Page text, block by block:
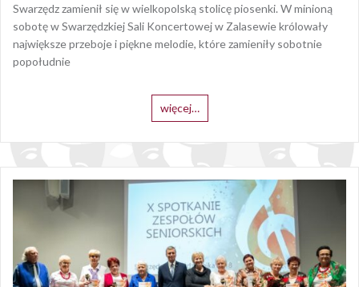
Swarzędz zamienił się w wielkopolską stolicę piosenki. W minioną
sobotę w Swarzędzkiej Sali Koncertowej w Zalasewie królowały
największe przeboje i piękne melodie, które zamieniły sobotnie
popołudnie
więcej…